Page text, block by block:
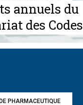
annuels du
des Codes
PHARMACEUTIQUE